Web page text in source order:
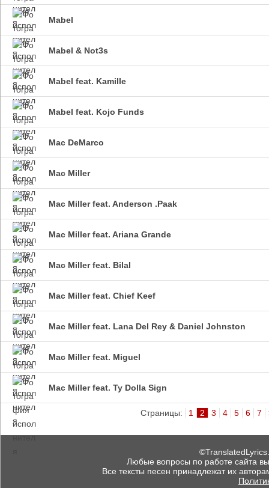
Mabel
Mabel & Not3s
Mabel feat. Kamille
Mabel feat. Kojo Funds
Mac DeMarco
Mac Miller
Mac Miller feat. Anderson .Paak
Mac Miller feat. Ariana Grande
Mac Miller feat. Bilal
Mac Miller feat. Chief Keef
Mac Miller feat. Lana Del Rey & Daniel Johnston
Mac Miller feat. Miguel
Mac Miller feat. Ty Dolla Sign
Страницы: 1 2 3 4 5 6 7
Любые вопросы по работе сайта
Все тексты песен принадлежат их